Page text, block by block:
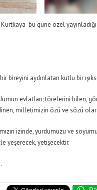
bu güne özel
bireyini aydınlatan kutlu bir
evlatları; törelerini bilen,
milletimizin özü ve sözü
izinde, yurdumuzu ve
yeşerecek, yetişecektir.